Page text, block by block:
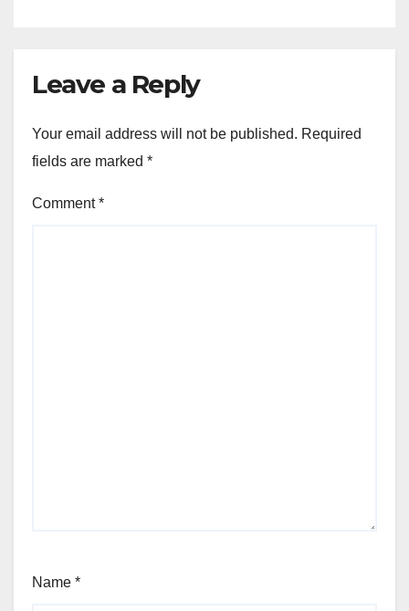
Leave a Reply
Your email address will not be published. Required
fields are marked *
Comment*
Name *